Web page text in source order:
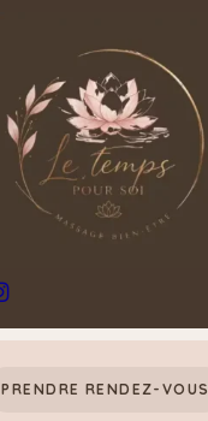
PRENDRE RENDEZ-VOUS